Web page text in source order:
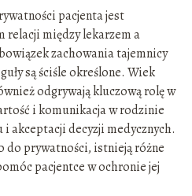
pacjenta jest
relacji między lekarzem a
zachowania tajemnicy
są ściśle określone. Wiek
odgrywają kluczową rolę w
i komunikacja w rodzinie
akceptacji decyzji medycznych.
do prywatności, istnieją różne
pacjentce w ochronie jej